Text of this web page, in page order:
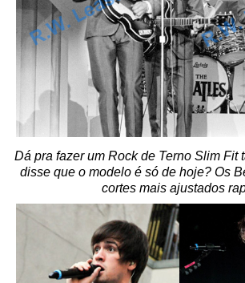
Dá pra fazer um Rock de Terno Slim Fit
disse que o modelo é só de hoje? Os
cortes mais ajustados